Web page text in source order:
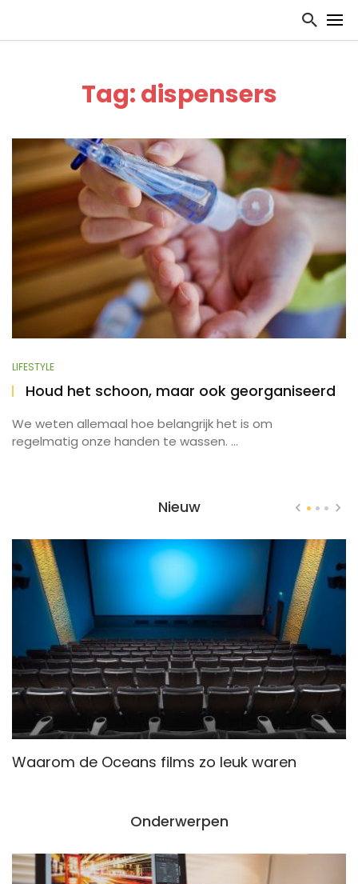
Tag: dispensers
LIFESTYLE
Houd het schoon, maar ook georganiseerd
We weten allemaal hoe belangrijk het is om
regelmatig onze handen te wassen. ...
Nieuw
Waarom de Oceans films zo leuk waren
Onderwerpen